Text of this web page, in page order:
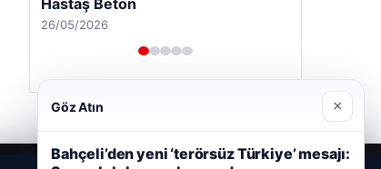
Hastaş Beton
26/05/2026
Göz Atın ×
Bahçeli’den yeni ‘terörsüz Türkiye’ mesajı: